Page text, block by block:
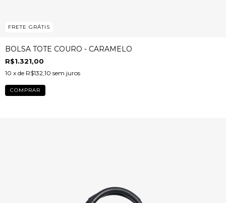
FRETE GRÁTIS
BOLSA TOTE COURO - CARAMELO
R$1.321,00
10 x de R$132,10 sem juros